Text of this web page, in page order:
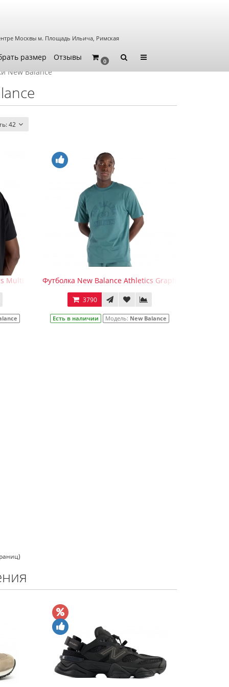
Москвы м. Площадь Ильича, Римская
размер Отзывы 0
New Balance
42
принтом
Multi Color Logo T-Shirt Black
Футболка New Balance Athletics Graphic T-Shirt
3790
Есть в наличии Модель: New Balance